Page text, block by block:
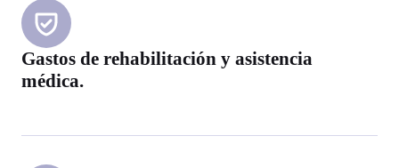
Gastos de rehabilitación y asistencia
médica.